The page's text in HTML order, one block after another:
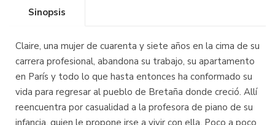
Sinopsis
Claire, una mujer de cuarenta y siete años en la cima de su
carrera profesional, abandona su trabajo, su apartamento
en París y todo lo que hasta entonces ha conformado su
vida para regresar al pueblo de Bretaña donde creció. Allí
reencuentra por casualidad a la profesora de piano de su
infancia, quien le propone irse a vivir con ella. Poco a poco